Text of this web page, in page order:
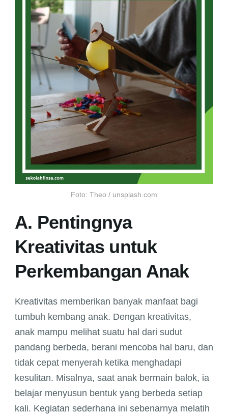
Foto: Theo / unsplash.com
A. Pentingnya
Kreativitas untuk
Perkembangan Anak
Kreativitas memberikan banyak manfaat bagi
tumbuh kembang anak. Dengan kreativitas,
anak mampu melihat suatu hal dari sudut
pandang berbeda, berani mencoba hal baru, dan
tidak cepat menyerah ketika menghadapi
kesulitan. Misalnya, saat anak bermain balok, ia
belajar menyusun bentuk yang berbeda setiap
kali. Kegiatan sederhana ini sebenarnya melatih